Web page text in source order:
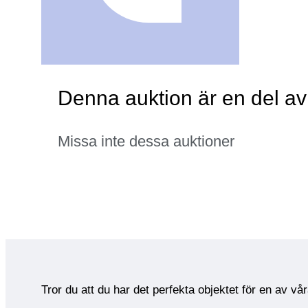
Denna auktion är en del
Missa inte dessa auktioner
Tror du att du har det perfekta objektet för en av